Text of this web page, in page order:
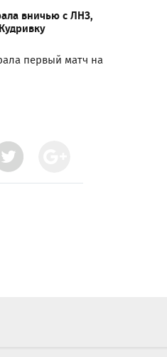
вничью с ЛНЗ,
первый матч на